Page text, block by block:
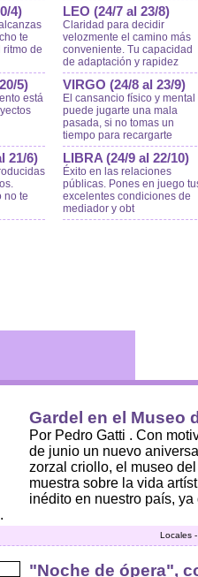
4)
te
ritmo de
5)
está
21/6)
no te
LEO (24/7 al 23/8)
Claridad para decidir
velozmente el camino más
conveniente. Tu capacidad
de adaptación y rapidez
VIRGO (24/8 al 23/9)
El cansancio físico y mental
puede jugarte una mala
pasada, si no tomas un
tiempo para recargarte
LIBRA (24/9 al 22/10)
Éxito en las relaciones
públicas. Pones en juego
excelentes condiciones de
mediador y obt
Gardel en el Museo
Por Pedro Gatti . Con
de junio un nuevo
zorzal criollo, el museo
muestra sobre la vida
inédito en nuestro país,
Locales
"Noche de ópera",